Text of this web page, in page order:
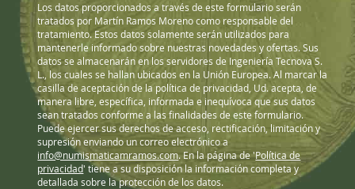
Los datos proporcionados a través de este formulario serán
tratados por Martín Ramos Moreno como responsable del
tratamiento. Estos datos solamente serán utilizados para
mantenerle informado sobre nuestras novedades y ofertas. Sus
datos se almacenarán en los servidores de Ingeniería Tecnova S.
L., los cuales se hallan ubicados en la Unión Europea. Al marcar la
casilla de aceptación de la política de privacidad, Ud. acepta, de
manera libre, específica, informada e inequívoca que sus datos
sean tratados conforme a las finalidades de este formulario.
Puede ejercer sus derechos de acceso, rectificación, limitación y
supresión enviando un correo electrónico a
info@numismaticamramos.com. En la página de 'Política de
privacidad' tiene a su disposición la información completa y
detallada sobre la protección de los datos.